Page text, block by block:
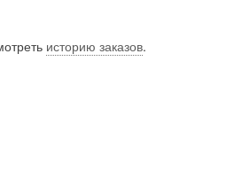
историю заказов.